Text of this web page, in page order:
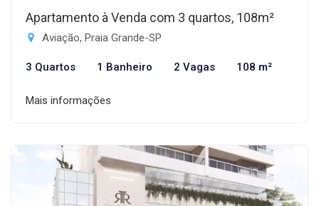
Apartamento à Venda com 3 quartos, 108m²
Aviação, Praia Grande-SP
3 Quartos 1 Banheiro 2 Vagas 108 m²
Mais informações